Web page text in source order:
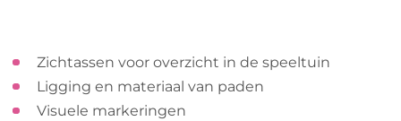
Zichtassen voor overzicht in de speeltuin
Ligging en materiaal van paden
Visuele markeringen